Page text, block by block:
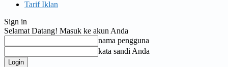
Tarif Iklan
Sign in
Selamat Datang! Masuk ke akun Anda
nama pengguna
kata sandi Anda